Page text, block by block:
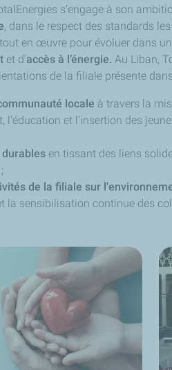
s’engage à son
, dans le respect des standards
en œuvre pour évoluer dans
et d’accès à l’énergie. Au Liban,
de la filiale présente
locale à travers la
l'éducation et l’insertion des
en tissant des liens
de la filiale sur
la sensibilisation continue des